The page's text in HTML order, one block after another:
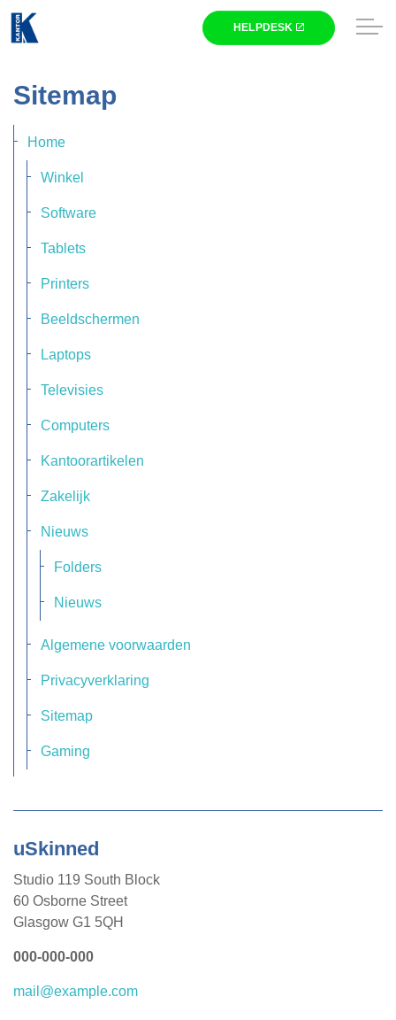
Skip to main content
Zakelijk
Nieuws
Sitemap
Home
Winkel
Software
Tablets
Printers
Beeldschermen
Laptops
Televisies
Computers
Kantoorartikelen
Zakelijk
Nieuws
Folders
Nieuws
Algemene voorwaarden
Privacyverklaring
Sitemap
Gaming
uSkinned
Studio 119 South Block
60 Osborne Street
Glasgow G1 5QH
000-000-000
mail@example.com